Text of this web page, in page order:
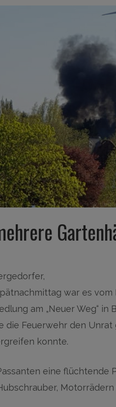
war es
am „Neuer Weg“
die Feuerwehr den
konnte.
eine flüchtende